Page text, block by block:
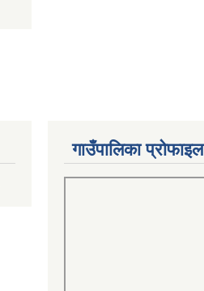
गाउँपालिका प्रोफाइल